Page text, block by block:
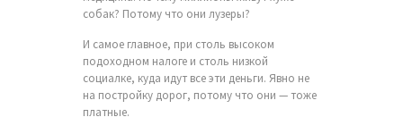
собак? Потому что они лузеры?
И самое главное, при столь высоком
подоходном налоге и столь низкой
социалке, куда идут все эти деньги. Явно не
на постройку дорог, потому что они — тоже
платные.